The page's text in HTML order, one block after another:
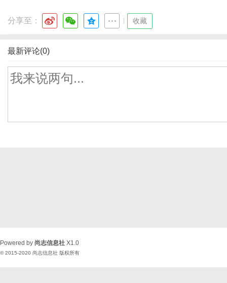
分享至： 收藏
最新评论(0)
Powered by 尚志信息社 X1.0
© 2015-2020 尚志信息社 版权所有